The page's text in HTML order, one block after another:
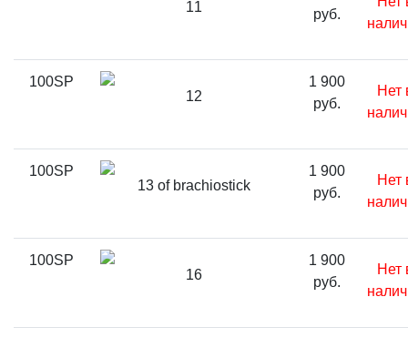
11
руб.
100SP
12
1 900
руб.
Нет
100SP
13 of brachiostick
1 900
руб.
Нет
100SP
16
1 900
руб.
Нет